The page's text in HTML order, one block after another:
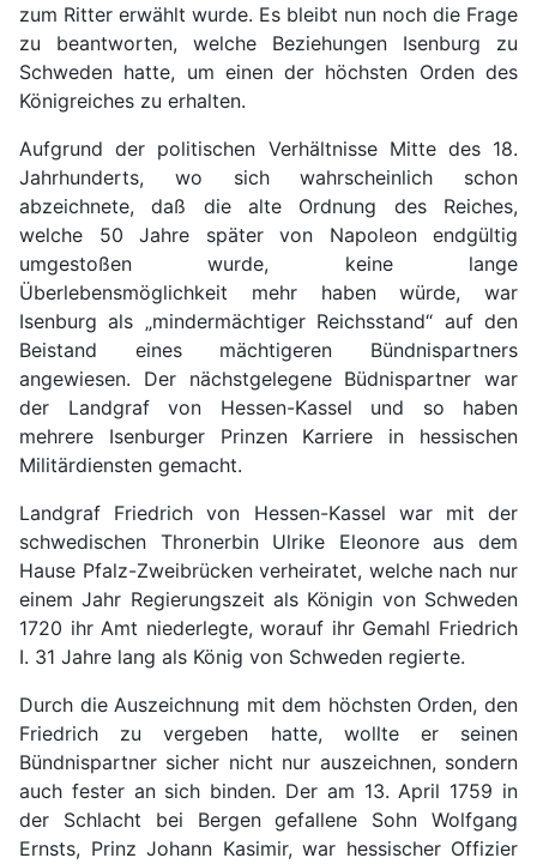
zum Ritter erwählt wurde. Es bleibt nun noch die Frage
zu beantworten, welche Beziehungen Isenburg zu
Schweden hatte, um einen der höchsten Orden des
Königreiches zu erhalten.
Aufgrund der politischen Verhältnisse Mitte des 18.
Jahrhunderts, wo sich wahrscheinlich schon
abzeichnete, daß die alte Ordnung des Reiches,
welche 50 Jahre später von Napoleon endgültig
umgestoßen wurde, keine lange
Überlebensmöglichkeit mehr haben würde, war
Isenburg als „mindermächtiger Reichsstand“ auf den
Beistand eines mächtigeren Bündnispartners
angewiesen. Der nächstgelegene Büdnispartner war
der Landgraf von Hessen-Kassel und so haben
mehrere Isenburger Prinzen Karriere in hessischen
Militärdiensten gemacht.
Landgraf Friedrich von Hessen-Kassel war mit der
schwedischen Thronerbin Ulrike Eleonore aus dem
Hause Pfalz-Zweibrücken verheiratet, welche nach nur
einem Jahr Regierungszeit als Königin von Schweden
1720 ihr Amt niederlegte, worauf ihr Gemahl Friedrich
I. 31 Jahre lang als König von Schweden regierte.
Durch die Auszeichnung mit dem höchsten Orden, den
Friedrich zu vergeben hatte, wollte er seinen
Bündnispartner sicher nicht nur auszeichnen, sondern
auch fester an sich binden. Der am 13. April 1759 in
der Schlacht bei Bergen gefallene Sohn Wolfgang
Ernsts, Prinz Johann Kasimir, war hessischer Offizier